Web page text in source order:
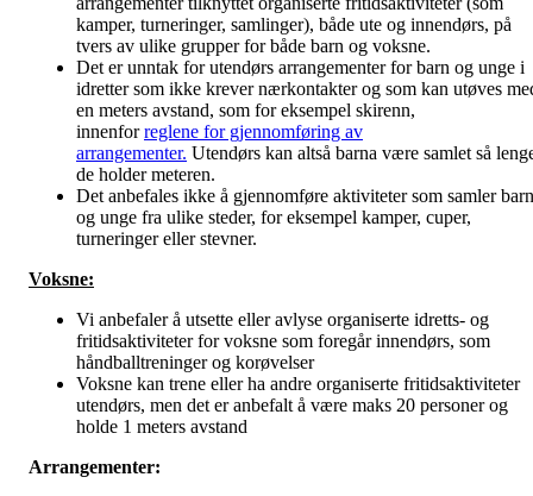
kamper, turneringer, samlinger), både ute og innendørs, på
tvers av ulike grupper for både barn og voksne.
Det er unntak for utendørs arrangementer for barn og unge i
idretter som ikke krever nærkontakter og som kan utøves
en meters avstand, som for eksempel skirenn,
innenforreglene for gjennomføring av
arrangementer. Utendørs kan altså barna være samlet så
de holder meteren.
Det anbefales ikke å gjennomføre aktiviteter som samler barn
og unge fra ulike steder, for eksempel kamper, cuper,
turneringer eller stevner.
Voksne:
Vi anbefaler å utsette eller avlyse organiserte idretts- og
fritidsaktiviteter for voksne som foregår innendørs, som
håndballtreninger og korøvelser
Voksne kan trene eller ha andre organiserte fritidsaktiviteter
utendørs, men det er anbefalt å være maks 20 personer og
holde 1 meters avstand
Arrangementer: